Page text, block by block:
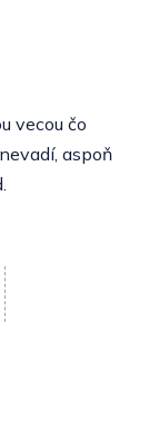
vecou čo
aspoň